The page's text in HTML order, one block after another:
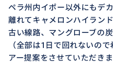
ペラ州内イポー以外にもデ
離れてキャメロンハイラン
古い線路、マングローブの
（全部は1日で回れないの
アー提案をさせていただきま